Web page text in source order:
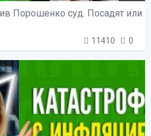
Порошенко суд. Посадят или
11410 0